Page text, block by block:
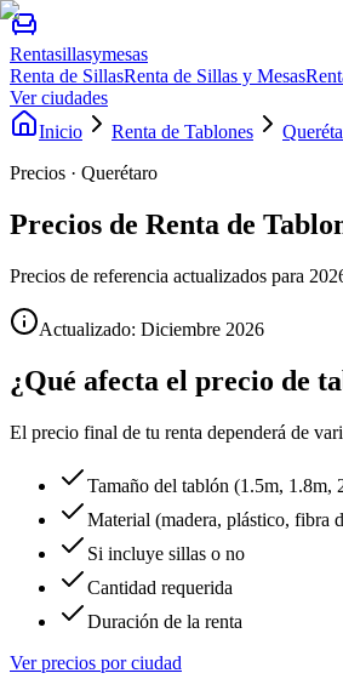
Rentasillasymesas
Renta de SillasRenta de Sillas y Mesas
Ver ciudades
Inicio
Renta de Tablones
Precios · Querétaro
Precios de Renta de
Precios de referencia actualizados para
Actualizado: Diciembre 2026
¿Qué afecta el precio de
El precio final de tu renta dependerá de
Tamaño del tablón (1.5m, 1.8m,
Material (madera, plástico, fibra
Si incluye sillas o no
Cantidad requerida
Duración de la renta
Ver precios por ciudad